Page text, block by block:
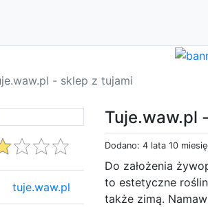
- sklep z tujami
Tuje.waw.pl
Dodano: 4 lata 10
Do założenia
to estetyczne
także zimą.
tuje.waw.pl